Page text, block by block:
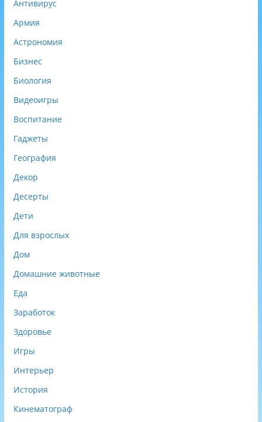
Антивирус
Армия
Астрономия
Бизнес
Биология
Видеоигры
Воспитание
Гаджеты
География
Декор
Десерты
Дети
Для взрослых
Дом
Домашние животные
Еда
Заработок
Здоровье
Игры
Интерьер
История
Кинематограф